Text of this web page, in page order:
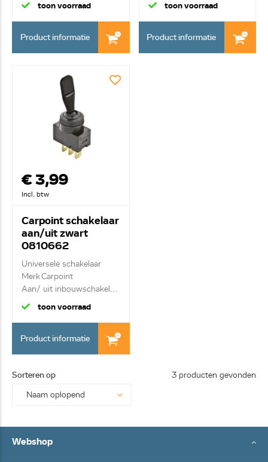
toon voorraad
Product informatie
toon voorraad
Product informatie
€ 3,99
Incl. btw
Carpoint schakelaar
aan/uit zwart
0810662
Universele schakelaar
Merk Carpoint
Aan/ uit inbouwschakel...
toon voorraad
Product informatie
Sorteren op 3 producten gevonden
Webshop